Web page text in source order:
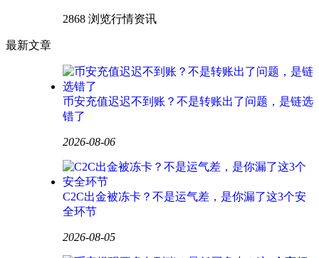
2868 浏览行情资讯
最新文章
币安充值迟迟不到账？不是转账出了问题，是链选
错了
2026-08-06
C2C出金被冻卡？不是运气差，是你漏了这3个安
全环节
2026-08-05